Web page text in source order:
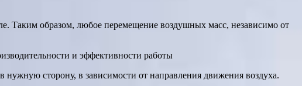
Таким образом, любое перемещение воздушных масс, независимо от
и эффективности работы
сторону, в зависимости от направления движения воздуха.